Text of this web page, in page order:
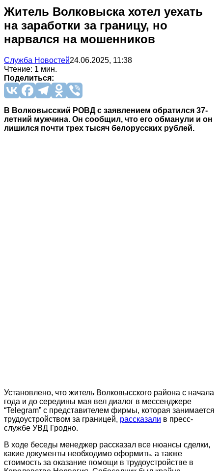
Житель Волковыска хотел уехать
на заработки за границу, но
нарвался на мошенников
Служба Новостей24.06.2025, 11:38
Чтение: 1 мин.
Поделиться:
В Волковысский РОВД с заявлением обратился 37-
летний мужчина. Он сообщил, что его обманули и он
лишился почти трех тысяч белорусских рублей.
Установлено, что житель Волковысского района с начала
года и до середины мая вел диалог в мессенджере
“Telegram” с представителем фирмы, которая занимается
трудоустройством за границей, рассказали в пресс-
службе УВД Гродно.
В ходе беседы менеджер рассказал все нюансы сделки,
какие документы необходимо оформить, а также
стоимость за оказание помощи в трудоустройстве в